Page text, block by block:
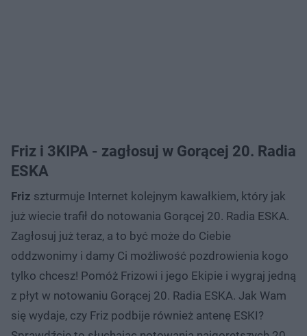
Friz i 3KIPA - zagłosuj w Gorącej 20. Radia
ESKA
Friz szturmuje Internet kolejnym kawałkiem, który jak
już wiecie trafił do notowania Gorącej 20. Radia ESKA.
Zagłosuj już teraz, a to być może do Ciebie
oddzwonimy i damy Ci możliwość pozdrowienia kogo
tylko chcesz! Pomóż Frizowi i jego Ekipie i wygraj jedną
z płyt w notowaniu Gorącej 20. Radia ESKA. Jak Wam
się wydaje, czy Friz podbije również antenę ESKI?